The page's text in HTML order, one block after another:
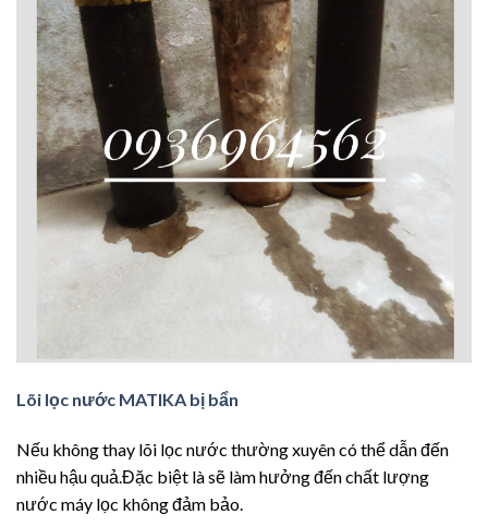
Lõi lọc nước MATIKA bị bẩn
Nếu không thay lõi lọc nước thường xuyên có thể dẫn đến
nhiều hậu quả.Đặc biệt là sẽ làm hưởng đến chất lượng
nước máy lọc không đảm bảo.